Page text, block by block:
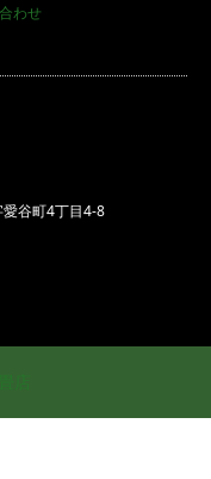
わせ
谷町4丁目4-8